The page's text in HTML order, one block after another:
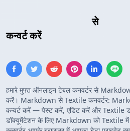
से
कन्वर्ट करें
हमारे मुफ्त ऑनलाइन टेबल कनवर्टर से
करें। Markdown से Textile कनवर्टर:
कन्वर्ट करें — पेस्ट करें, एडिट करें और Textile
डॉक्यूमेंटेशन के लिए Markdown को Textile में